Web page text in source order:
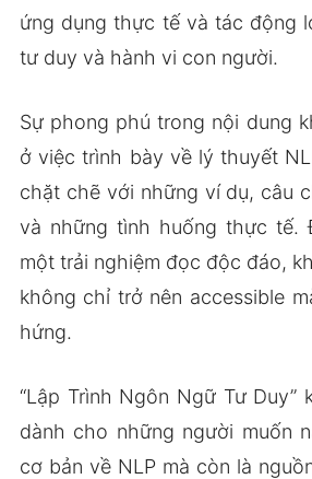
ứng dụng thực tế và tác động
tư duy và hành vi con người.
Sự phong phú trong nội dung
ở việc trình bày về lý thuyết
chặt chẽ với những ví dụ, câu
và những tình huống thực tế.
một trải nghiệm đọc độc đáo,
không chỉ trở nên accessible
hứng.
“Lập Trình Ngôn Ngữ Tư Duy”
dành cho những người muốn
cơ bản về NLP mà còn là